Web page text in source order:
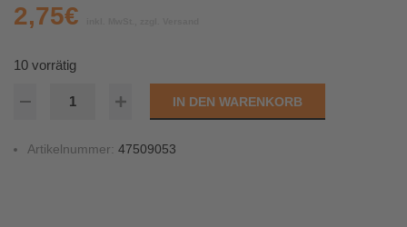
2,75€
10 vorrätig
IN DEN WARENKORB
Artikelnummer: 47509053